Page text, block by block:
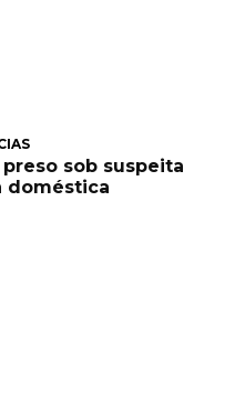
sob suspeita
doméstica